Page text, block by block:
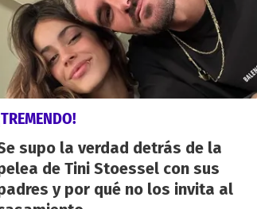
supo la verdad detrás de la
de Tini Stoessel con sus
y por qué no los invita al